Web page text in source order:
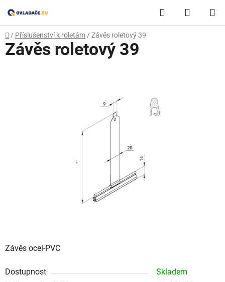
na
obsah
Hledat
KOŠÍK
Domů
/ Příslušenství k roletám / Závěs roletový 39
Závěs ocel-PVC
Dostupnost
Skladem
Závěs roletový 39